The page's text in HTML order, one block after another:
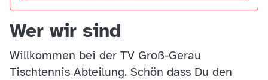
Wer wir sind
Willkommen bei der TV Groß-Gerau
Tischtennis Abteilung. Schön dass Du den